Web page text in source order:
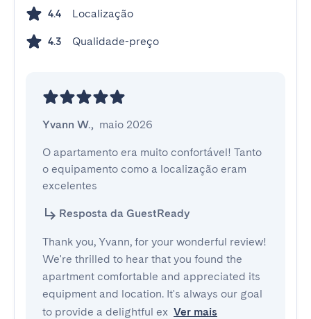
4.4 Localização
4.3 Qualidade-preço
Yvann W., maio 2026
O apartamento era muito confortável! Tanto
o equipamento como a localização eram
excelentes
Resposta da GuestReady
Thank you, Yvann, for your wonderful review!
We're thrilled to hear that you found the
apartment comfortable and appreciated its
equipment and location. It's always our goal
to provide a delightful ex Ver mais